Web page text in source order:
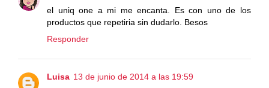
el uniq one a mi me encanta. Es con uno de los
productos que repetiria sin dudarlo. Besos
Responder
Luisa 13 de junio de 2014 a las 19:59